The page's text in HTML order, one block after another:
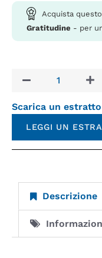
Acquista
Gratitudine - per
Scarica un
LEGGI UN
Descrizione